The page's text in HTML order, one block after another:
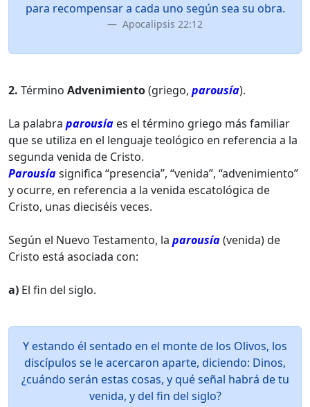
para recompensar a cada uno según sea su obra.
Apocalipsis 22:12
2. Término Advenimiento(griego, parousía).
La palabra parousía es el término griego más familiar
que se utiliza en el lenguaje teológico en referencia a la
segunda venida de Cristo.
Parousíasignifica “presencia”, “venida”, “advenimiento”
y ocurre, en referencia a la venida escatológica de
Cristo, unas dieciséis veces.
Según el Nuevo Testamento, la parousía(venida) de
Cristo está asociada con:
a) El fin del siglo.
Y estando él sentado en el monte de los Olivos, los
discípulos se le acercaron aparte, diciendo: Dinos,
¿cuándo serán estas cosas, y qué señal habrá de tu
venida, y del fin del siglo?